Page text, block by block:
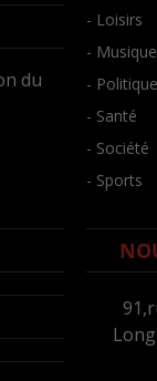
du
- Loisirs
- Musique
- Politique
- Santé
- Société
- Sports